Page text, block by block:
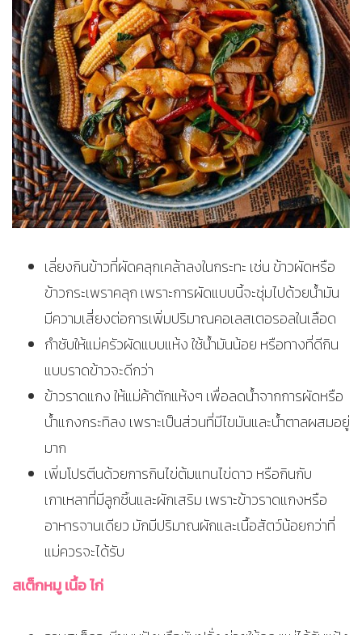
เลี่ยงกินข้าวที่ผัดคลุกเคล้าลงในกระทะ เช่น ข้าวผัดหรือ
ข้าวกระเพราคลุก เพราะการผัดแบบนี้จะชุ่มไปด้วยน้ำมัน
มีความเสี่ยงต่อการเพิ่มปริมาณคอเลสเตอรอลในเลือด
กำชับให้แม่ครัวผัดแบบแห้ง ใช้น้ำมันน้อย หรือทางที่ดีกิน
แบบราดข้าวจะดีกว่า
ข้าวราดแกง ให้แม่ค้าตักแห้งๆ เพื่อลดน้ำจากการผัดหรือ
น้ำแกงกระทิลง เพราะเป็นส่วนที่มีไขมันและน้ำตาลผสมอยู่
มาก
เพิ่มโปรตีนด้วยการกินไข่ต้มแทนไข่ดาว หรือกินกับ
เกาเหลาที่มีลูกชิ้นและผักเสริม เพราะข้าวราดแกงหรือ
อาหารจานเดียว มักมีปริมาณผักและเนื้อสัตว์น้อยกว่าที่
แม่ควรจะได้รับ
สเต็กหมู เนื้อ ไก่